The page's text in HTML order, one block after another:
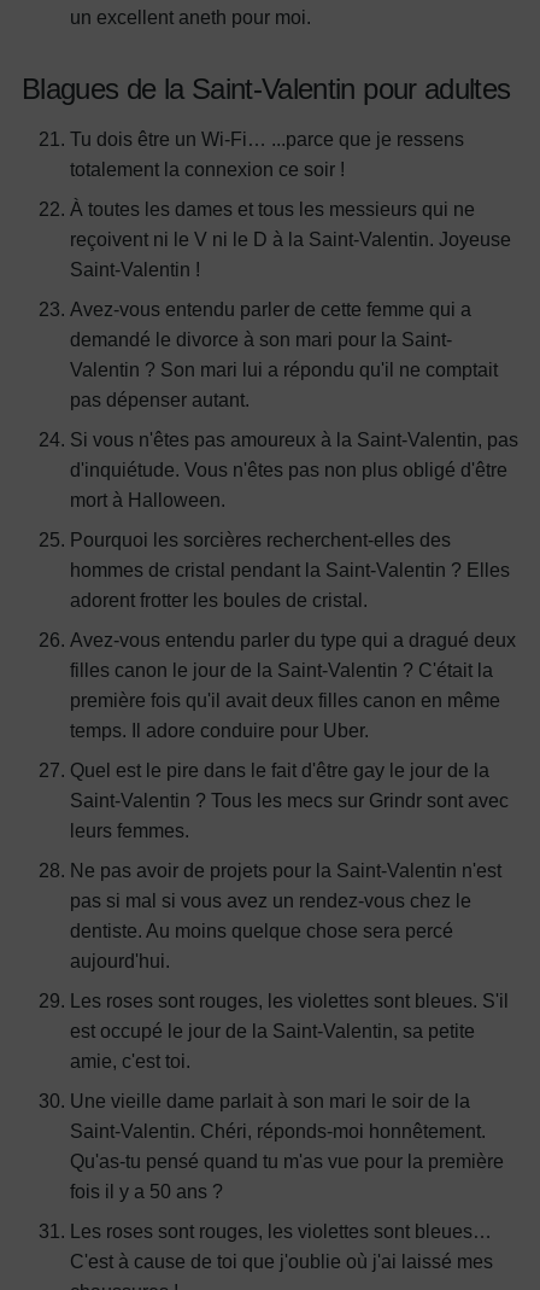
un excellent aneth pour moi.
Blagues de la Saint-Valentin pour adultes
Tu dois être un Wi-Fi… ...parce que je ressens
totalement la connexion ce soir !
À toutes les dames et tous les messieurs qui ne
reçoivent ni le V ni le D à la Saint-Valentin. Joyeuse
Saint-Valentin !
Avez-vous entendu parler de cette femme qui a
demandé le divorce à son mari pour la Saint-
Valentin ? Son mari lui a répondu qu'il ne comptait
pas dépenser autant.
Si vous n'êtes pas amoureux à la Saint-Valentin, pas
d'inquiétude. Vous n'êtes pas non plus obligé d'être
mort à Halloween.
Pourquoi les sorcières recherchent-elles des
hommes de cristal pendant la Saint-Valentin ? Elles
adorent frotter les boules de cristal.
Avez-vous entendu parler du type qui a dragué deux
filles canon le jour de la Saint-Valentin ? C'était la
première fois qu'il avait deux filles canon en même
temps. Il adore conduire pour Uber.
Quel est le pire dans le fait d'être gay le jour de la
Saint-Valentin ? Tous les mecs sur Grindr sont avec
leurs femmes.
Ne pas avoir de projets pour la Saint-Valentin n'est
pas si mal si vous avez un rendez-vous chez le
dentiste. Au moins quelque chose sera percé
aujourd'hui.
Les roses sont rouges, les violettes sont bleues. S'il
est occupé le jour de la Saint-Valentin, sa petite
amie, c'est toi.
Une vieille dame parlait à son mari le soir de la
Saint-Valentin. Chéri, réponds-moi honnêtement.
Qu'as-tu pensé quand tu m'as vue pour la première
fois il y a 50 ans ?
Les roses sont rouges, les violettes sont bleues…
C'est à cause de toi que j'oublie où j'ai laissé mes